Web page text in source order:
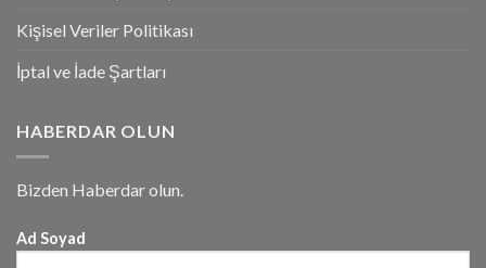
Kişisel Veriler Politikası
İptal ve İade Şartları
HABERDAR OLUN
Bizden Haberdar olun.
Ad Soyad